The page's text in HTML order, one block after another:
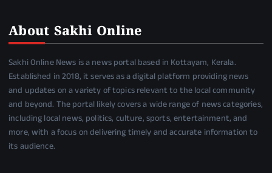
About Sakhi Online
Sakhi Online News is a news portal based in Kottayam, Kerala.
Established in 2018, it serves as a digital platform providing news
and updates on a variety of topics relevant to the local community
and beyond. The portal likely covers a wide range of news categories,
including local news, politics, culture, sports, entertainment, and
more, with a focus on delivering timely and accurate information to
its audience.